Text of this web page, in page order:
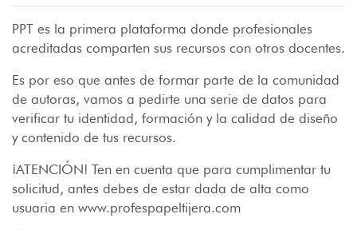
PPT es la primera plataforma donde profesionales
acreditadas comparten sus recursos con otros docentes.
Es por eso que antes de formar parte de la comunidad
de autoras, vamos a pedirte una serie de datos para
verificar tu identidad, formación y la calidad de diseño
y contenido de tus recursos.
¡ATENCIÓN! Ten en cuenta que para cumplimentar tu
solicitud, antes debes de estar dada de alta como
usuaria en www.profespapeltijera.com